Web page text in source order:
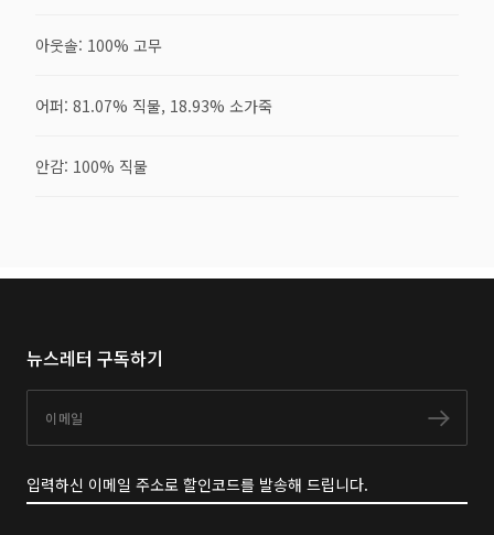
아웃솔: 100% 고무
어퍼: 81.07% 직물, 18.93% 소가죽
안감: 100% 직물
뉴스레터 구독하기
구독
입력하신 이메일 주소로 할인코드를 발송해 드립니다.